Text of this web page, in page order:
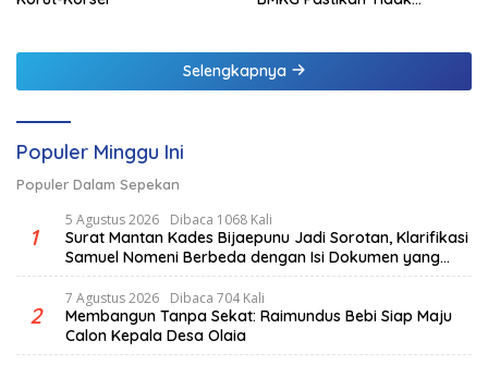
Selengkapnya
Populer Minggu Ini
Populer Dalam Sepekan
1
5 Agustus 2026 Dibaca 1068 Kali
Surat Mantan Kades Bijaepunu Jadi Sorotan, Klarifikasi
Samuel Nomeni Berbeda dengan Isi Dokumen yang
Beredar
2
7 Agustus 2026 Dibaca 704 Kali
Membangun Tanpa Sekat: Raimundus Bebi Siap Maju
Calon Kepala Desa Olaia